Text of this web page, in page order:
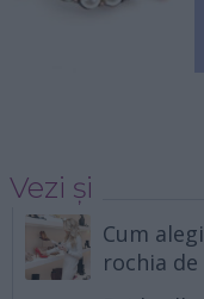
Vezi și
Cum
rochia de